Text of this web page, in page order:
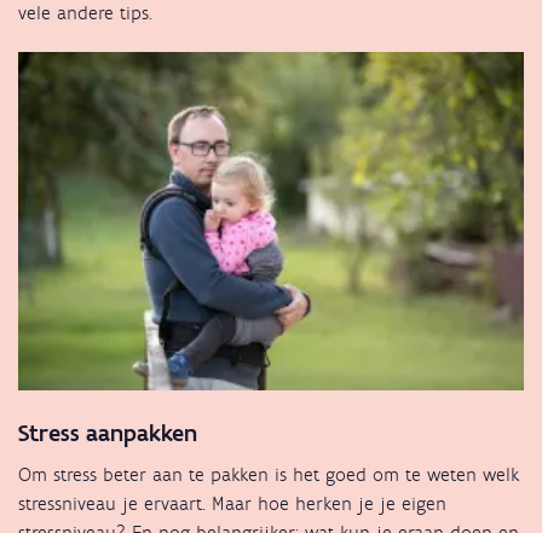
vele andere tips.
Stress aanpakken
Om stress beter aan te pakken is het goed om te weten welk
stressniveau je ervaart. Maar hoe herken je je eigen